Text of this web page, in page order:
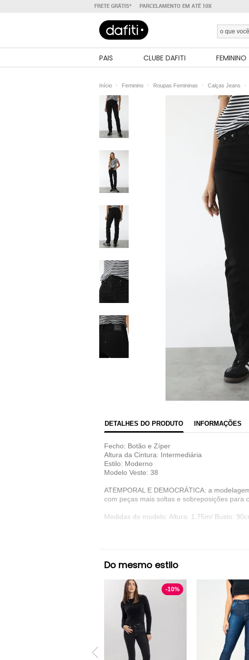
FRETE GRÁTIS* PARCELAMENTO EM ATÉ 10X
PAIS CLUBE DAFITI FEMININO
Início Feminino Roupas Femininas Calças Jeans
DETALHES DO PRODUTO INFORMAÇÕES
Fecho: Botão e Zíper
Altura da Cintura: Intermediária
Estilo: Moderno
Modelo Veste: 38
ATEMPORAL E DEMOCRÁTICA: a
com peças mais soltas e sobreposições para
Medidas do modelo: Altura: 1,75m/ Busto:
Calça Skinny Levis Calça
Do mesmo estilo
-10%